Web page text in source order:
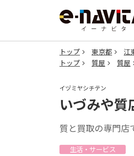
トップ 東京都 江
トップ
質屋 質屋
イヅミヤシチテン
いづみや質
質と買取の専門店
生活・サービス